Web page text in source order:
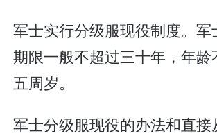
军士实行分级服现役制度。军
期限一般不超过三十年，年龄
五周岁。
军士分级服现役的办法和直接